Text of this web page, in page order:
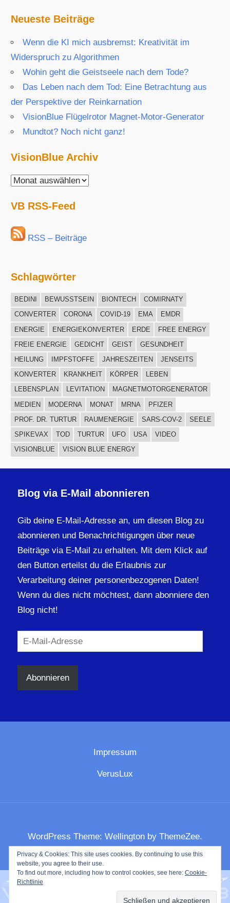
Neueste Beiträge
Wenn die KI mich ausbremst: Kreativität im
Widerspruch zu Algorithmen
Wohin geht die Geistseele nach dem Tode?
Das Leben nach dem Tod: Eine Betrachtung aus
der Perspektive der Reinkarnation
VisionBlue Flügelrotor Magnet-Motor-Generator
Mundtot? Noch nicht ganz!
VisionBlue Archiv
VisionBlue
VB RSS-Feed
RSS – Beiträge
Schlagwörter
BEDINI BEWUSSTSEIN BIONTECH
COMIRNATY
CONVERTER
CORONA COVID-19 EMA
EMDR
ENERGIE
ENERGIEKONVERTER ERDE
FREE ENERGY
FREIE ENERGIE
GEDICHT GEIST
GESUNDHEIT
HEILUNG
IMPFSTOFFE JAHRESZEITEN
JENSEITS
KONVERTER
KRANKHEIT KÖRPER
LEBEN
LEBENSPLAN
LEVITATION
MAGNETMOTORGENERATOR
MEDIEN
MODERNA MONAT MRNA
PFIZER
PROF. DR. TURTUR
RAUMENERGIE SARS-COV-2
SEELE
SPIKEVAX
TOD TURTUR UFO USA
VIDEO
VISIONBLUE
VISION BLUE ENERGY
Blog via E-Mail abonnieren
Gib deine E-Mail-Adresse an, um diesen Blog zu
abonnieren und Benachrichtigungen über neue
Beiträge via E-Mail zu erhalten. Mit dem Klick auf
den Button erteilst du die Erlaubnis zur
Verarbeitung deiner personenbezogenen Daten!
Wenn du dies nicht möchtest, dann abonniere den
Blog nicht!
E-
Mail-
Adresse
Abonnieren
Impressum
VerusLux
WordPress Theme: Wellington by ThemeZee.
Privacy & Cookies: This site uses cookies. By continuing to use this
website, you agree to their use.
To find out more, including how to control cookies, see here: Cookie-
Richtlinie